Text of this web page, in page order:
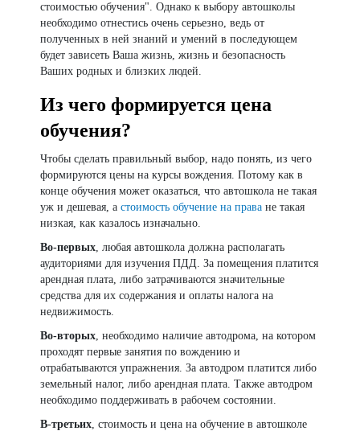
стоимостью обучения". Однако к выбору автошколы
необходимо отнестись очень серьезно, ведь от
полученных в ней знаний и умений в последующем
будет зависеть Ваша жизнь, жизнь и безопасность
Ваших родных и близких людей.
Из чего формируется цена
обучения?
Чтобы сделать правильный выбор, надо понять, из чего
формируются цены на курсы вождения. Потому как в
конце обучения может оказаться, что автошкола не такая
уж и дешевая, астоимость обучение на права не такая
низкая, как казалось изначально.
Во-первых, любая автошкола должна располагать
аудиториями для изучения ПДД. За помещения платится
арендная плата, либо затрачиваются значительные
средства для их содержания и оплаты налога на
недвижимость.
Во-вторых, необходимо наличие автодрома, на котором
проходят первые занятия по вождению и
отрабатываются упражнения. За автодром платится либо
земельный налог, либо арендная плата. Также автодром
необходимо поддерживать в рабочем состоянии.
В-третьих, стоимость и цена на обучение в автошколе